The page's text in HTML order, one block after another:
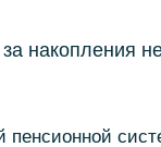
накопления
пенсионной